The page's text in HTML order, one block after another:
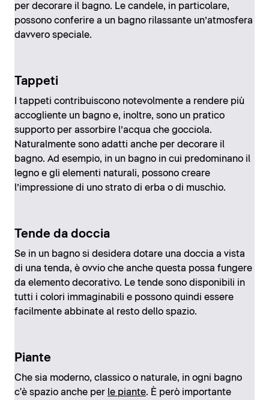
per decorare il bagno. Le candele, in particolare,
possono conferire a un bagno rilassante un’atmosfera
davvero speciale.
Tappeti
I tappeti contribuiscono notevolmente a rendere più
accogliente un bagno e, inoltre, sono un pratico
supporto per assorbire l’acqua che gocciola.
Naturalmente sono adatti anche per decorare il
bagno. Ad esempio, in un bagno in cui predominano il
legno e gli elementi naturali, possono creare
l’impressione di uno strato di erba o di muschio.
Tende da doccia
Se in un bagno si desidera dotare una doccia a vista
di una tenda, è ovvio che anche questa possa fungere
da elemento decorativo. Le tende sono disponibili in
tutti i colori immaginabili e possono quindi essere
facilmente abbinate al resto dello spazio.
Piante
Che sia moderno, classico o naturale, in ogni bagno
c'è spazio anche per le piante. È però importante